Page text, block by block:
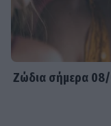
Ζώδια σήμερα 08/